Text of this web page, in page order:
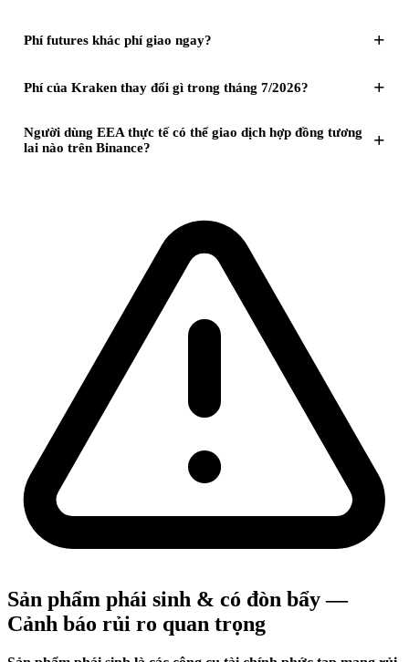
Phí futures khác phí giao ngay? +
Phí của Kraken thay đổi gì trong tháng 7/2026? +
Người dùng EEA thực tế có thể giao dịch hợp đồng tương
lai nào trên Binance?
+
Sản phẩm phái sinh & có đòn bẩy —
Cảnh báo rủi ro quan trọng